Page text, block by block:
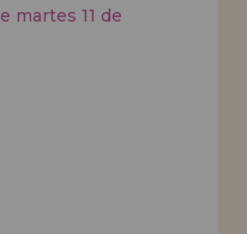
martes 11 de